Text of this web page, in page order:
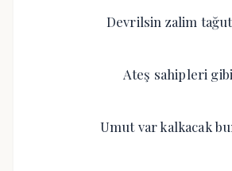
Devrilsin zalim
Ateş sahipleri gibi
Umut var kalkacak